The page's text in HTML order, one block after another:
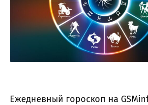
Ежедневный гороскоп на